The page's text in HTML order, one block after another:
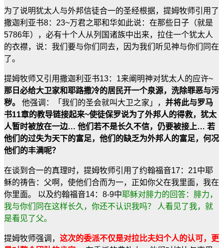
为了说明犹太人与外邦信徒合一的圣经根据，提姆牧师引用了
撒迦利亚书8：23~万君之耶和华如此说：在那些日子（就是
5786年），必有十个人从列国诸族中出来，拉住一个犹太人
的衣襟，说：我们要与你们同去，因为我们听见神与你们同在
了。
提姆牧师又引用撒迦利亚书13：1来阐明神对犹太人的应许~
那日必给大卫家和耶路撒冷的居民开一个泉源，洗除罪恶与污
秽。
他强调：「我们的圣会就叫大卫之家」， 并将此与罗马
书11章的教导链接起来~使徒保罗说为了外邦人的得救，犹太
人暂时被放在一边… 他们若不是长久不信，仍要被接上… 若
他们的过失为天下的富足，他们的缺乏为外邦人的富足，何况
他们的丰满呢？
在谈到合一的真理时，提姆牧师引用了约翰福音17：21中耶
稣的祷告：父啊，使他们合而为一，正如你父在我里面，我在
你里面。 以及约翰福音14：8-9中耶稣对腓力的回答：腓力，
我与你们同在这样长久，你还不认识我吗？ 人看见了我，就
是看见了父。
提姆牧师强调， 这次的委派不仅是对拉比夫妇个人的认可，更